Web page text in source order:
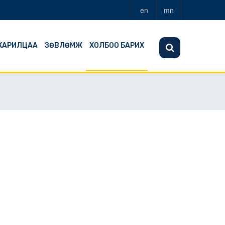
en mn
ЗӨВЛӨМЖ ХОЛБОО БАРИХ